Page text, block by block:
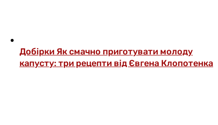
Добірки Як смачно приготувати молоду
капусту: три рецепти від Євгена Клопотенка